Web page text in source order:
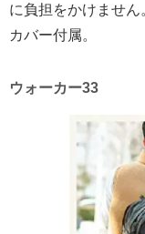
に負担をかけませ
カバー付属。
ウォーカー33